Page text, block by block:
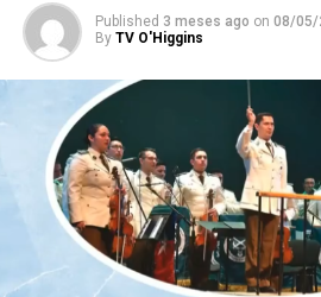
Published 3 meses ago on 08/05/
By TV O'Higgins